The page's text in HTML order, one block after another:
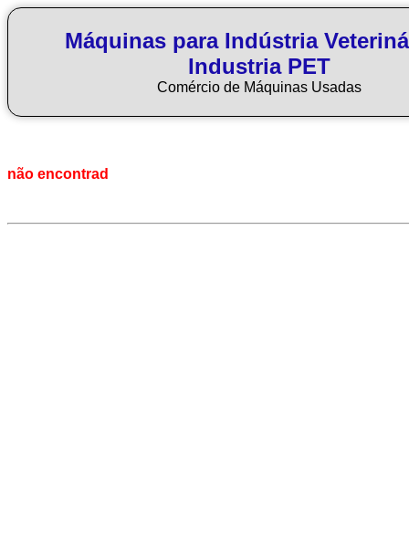
Máquinas para Indústria
Industria PET
Comércio de Máquinas Usadas
não encontrad